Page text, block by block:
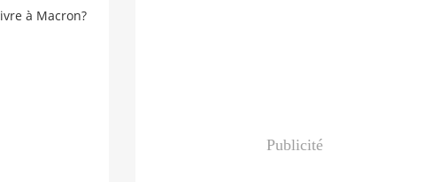
à Macron?
Publicité